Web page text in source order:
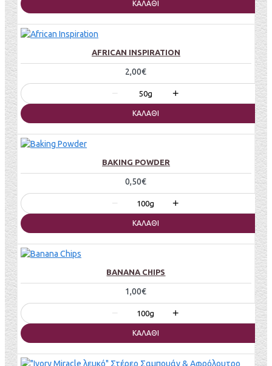
ΚΑΛΆΘΙ
AFRICAN INSPIRATION
2,00€
− 50g +
ΚΑΛΆΘΙ
BAKING POWDER
0,50€
− 100g +
ΚΑΛΆΘΙ
BANANA CHIPS
1,00€
− 100g +
ΚΑΛΆΘΙ